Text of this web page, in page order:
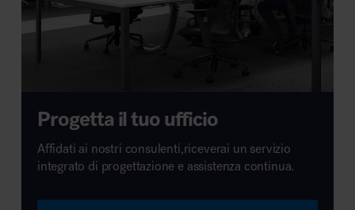
Progetta il tuo ufficio
Affidati ai nostri consulenti,riceverai un servizio
integrato di progettazione e assistenza continua.